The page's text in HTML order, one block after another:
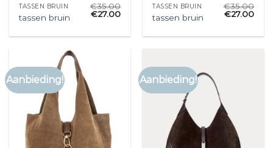
TASSEN BRUIN
tassen bruin
€35.00
€27.00
TASSEN BRUIN
tassen bruin
€35.00
€27.00
Aanbieding! Aanbieding!